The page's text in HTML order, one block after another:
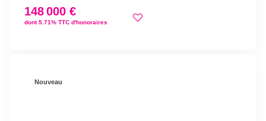
148 000 €
dont 5.71% TTC d'honoraires
Nouveau